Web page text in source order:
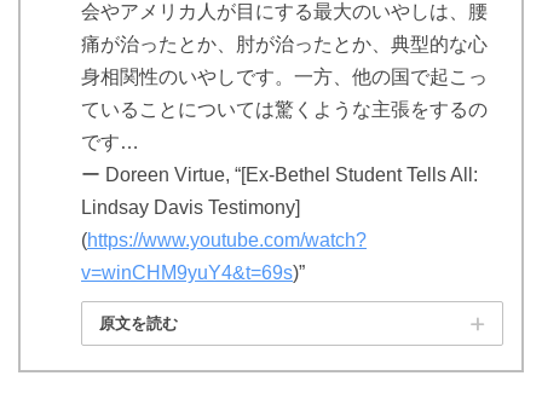
会やアメリカ人が目にする最大のいやしは、腰
痛が治ったとか、肘が治ったとか、典型的な心
身相関性のいやしです。一方、他の国で起こっ
ていることについては驚くような主張をするの
です…
ー Doreen Virtue, “[Ex-Bethel Student Tells All:
Lindsay Davis Testimony]
(https://www.youtube.com/watch?
v=winCHM9yuY4&t=69s)”
原文を読む